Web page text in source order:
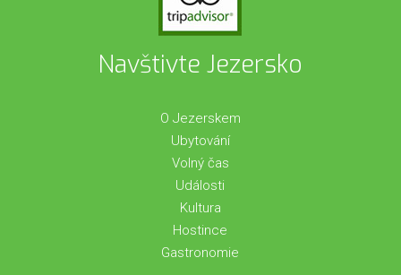
Navštivte Jezersko
O Jezerskem
Ubytování
Volný čas
Události
Kultura
Hostince
Gastronomie